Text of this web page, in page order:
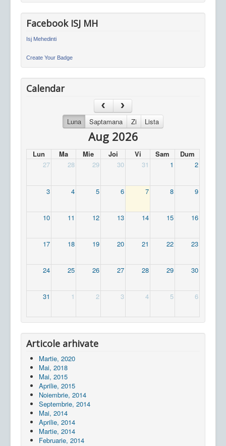
Facebook ISJ MH
Isj Mehedinti
Create Your Badge
Calendar
Luna Saptamana Zi Lista
Aug 2026
Lun Ma Mie Joi Vi Sam
Dum
27
28 29 30 31 1 2
3 4 5 6 7 8 9
10 11 12 13 14 15 16
17 18 19 20 21 22 23
24 25 26 27 28 29 30
31 1 2 3 4 5 6
Articole arhivate
Martie, 2020
Mai, 2018
Mai, 2015
Aprilie, 2015
Noiembrie, 2014
Septembrie, 2014
Mai, 2014
Aprilie, 2014
Martie, 2014
Februarie, 2014